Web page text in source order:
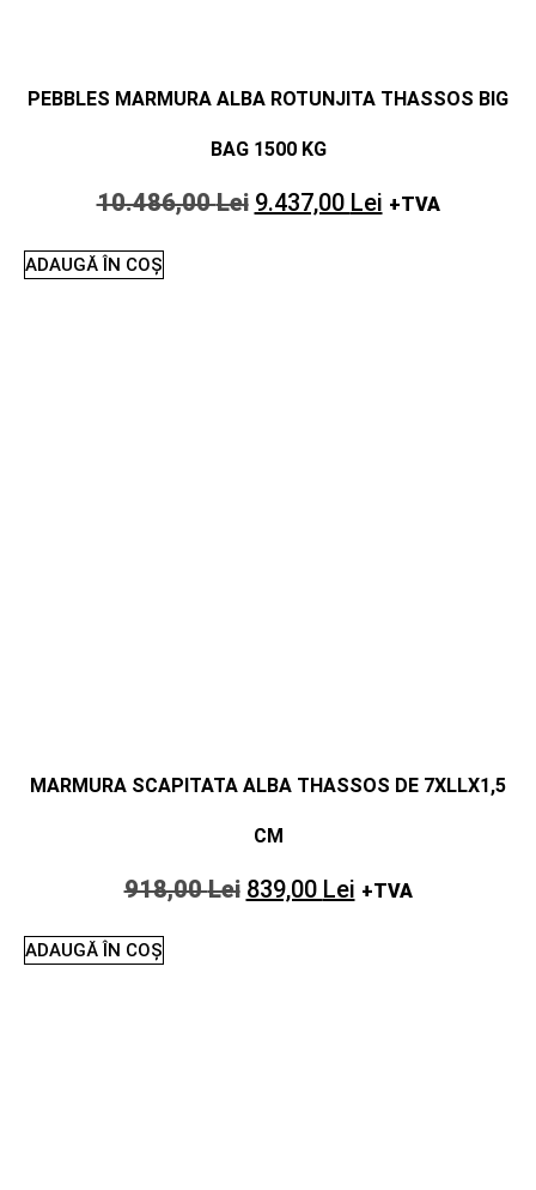
PEBBLES MARMURA ALBA ROTUNJITA THASSOS BIG
BAG 1500 KG
10.486,00Lei 9.437,00 Lei +TVA
ADAUGĂ ÎN COȘ
MARMURA SCAPITATA ALBA THASSOS DE 7XLLX1,5
CM
918,00Lei 839,00 Lei +TVA
ADAUGĂ ÎN COȘ